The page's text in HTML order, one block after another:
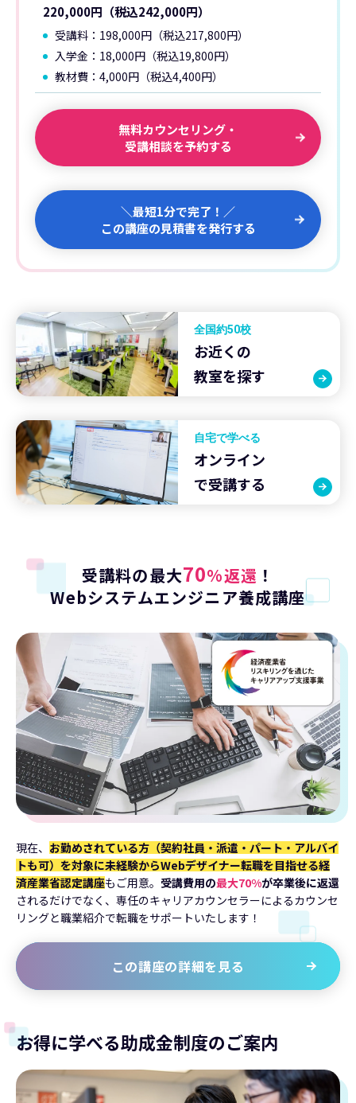
220,000円（税込242,000円）
受講料：198,000円（税込217,800円）
入学金：18,000円（税込19,800円）
教材費：4,000円（税込4,400円）
無料カウンセリング・
受講相談を予約する
＼最短1分で完了！／
この講座の見積書を発行する
全国約50校
お近くの
教室を探す
自宅で学べる
オンライン
で受講する
受講料の最大70%返還 ！
Webシステムエンジニア養成講座
現在、 お勤めされている方（契約社員・派遣・パート・アルバイ
トも可）を対象に未経験からWebデザイナー転職を目指せる経
済産業省認定講座もご用意。 受講費用の最大70%が卒業後に返還
されるだけでなく、専任のキャリアカウンセラーによるカウンセ
リングと職業紹介で転職をサポートいたします！
この講座の詳細を見る
お得に学べる助成金制度のご案内